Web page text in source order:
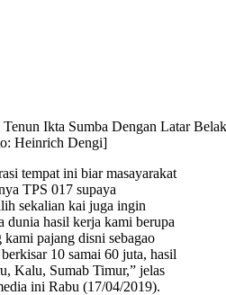
Ikta Sumba Dengan Latar
Heinrich Dengi]
tempat ini biar masayarakat
TPS 017 supaya
sekalian kai juga ingin
dunia hasil kerja kami berupa
pajang disni sebagao
10 samai 60 juta, hasil
Kalu, Sumab Timur,” jelas
ini Rabu (17/04/2019).